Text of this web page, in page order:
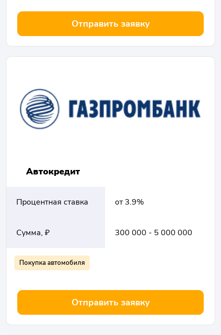
Отправить заявку
Автокредит
Процентная ставка от 3.9%
Сумма, ₽ 300 000 - 5 000 000
Покупка автомобиля
Отправить заявку